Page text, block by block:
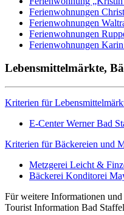
Ferienwohnungen
Ferienwohnungen
Ferienwohnungen
Ferienwohnungen
Lebensmittelmärkte,
Kriterien für
E-Center Werner Bad
Kriterien für Bäckereien und
Metzgerei Leicht &
Bäckerei Konditorei
Für weitere Informationen
Tourist Information Bad